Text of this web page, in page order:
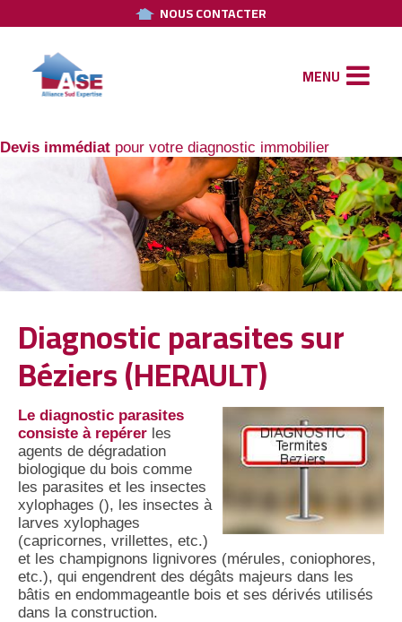
NOUS CONTACTER
MENU
Devis immédiat pour votre diagnostic immobilier
Diagnostic parasites sur
Béziers (HERAULT)
Le diagnostic parasites
consiste à repérer les
agents de dégradation
biologique du bois comme
les parasites et les insectes
xylophages (), les insectes à
larves xylophages
(capricornes, vrillettes, etc.)
et les champignons lignivores (mérules, coniophores,
etc.), qui engendrent des dégâts majeurs dans les
bâtis en endommageantle bois et ses dérivés utilisés
dans la construction.